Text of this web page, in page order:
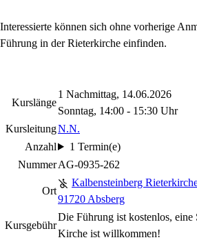
Interessierte können sich ohne vorherige
Führung in der Rieterkirche einfinden.
Kurslänge
1 Nachmittag, 14.06.2026
Sonntag, 14:00 - 15:30 Uhr
KursleitungN.N.
Anzahl
1 Termin(e)
NummerAG-0935-262
Ort
Kalbensteinberg
91720 Absberg
Kursgebühr
Die Führung ist kostenlos, eine
Kirche ist willkommen!